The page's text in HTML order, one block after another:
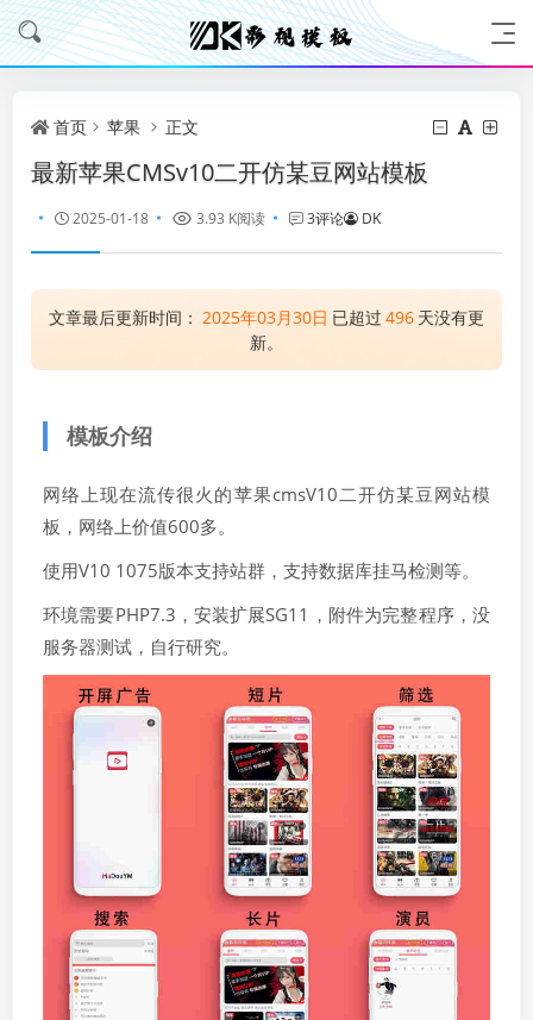
首页 苹果 正文
最新苹果CMSv10二开仿某豆网站模板
2025-01-18 3.93 K阅读 3评论 DK
文章最后更新时间： 2025年03月30日 已超过 496 天没有更
新。
模板介绍
网络上现在流传很火的苹果cmsV10二开仿某豆网站模
板，网络上价值600多。
使用V10 1075版本支持站群，支持数据库挂马检测等。
环境需要PHP7.3，安装扩展SG11，附件为完整程序，没
服务器测试，自行研究。